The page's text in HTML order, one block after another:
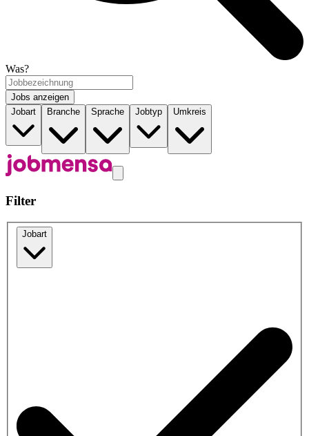
Was?
Jobs anzeigen
Jobart
Branche Sprache Jobtyp Umkreis
Filter
Jobart